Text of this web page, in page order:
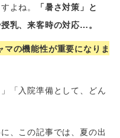
よね。
「暑さ対策」と
乳、来客時の対応…。
の機能性が重要になりま
「入院準備として、どん
、この記事では、夏の出